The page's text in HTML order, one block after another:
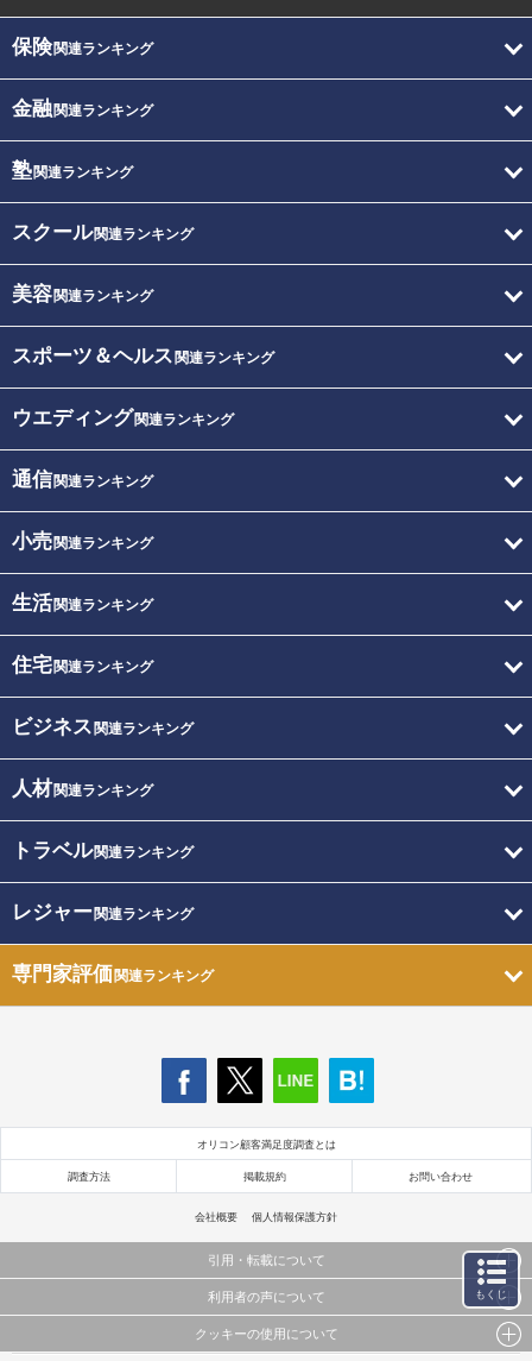
保険関連ランキング
金融関連ランキング
塾関連ランキング
スクール関連ランキング
美容関連ランキング
スポーツ＆ヘルス 関連ランキング
ウエディング関連ランキング
通信関連ランキング
小売関連ランキング
生活関連ランキング
住宅関連ランキング
ビジネス 関連ランキング
人材関連ランキング
トラベル関連ランキング
レジャー関連ランキング
専門家評価関連ランキング
オリコン顧客満足度調査とは
調査方法 掲載規約 お問い合わせ
会社概要 個人情報保護方針
引用・転載について
当サイトで公開されている情報（文字、写真、イラスト、画像データ等）及びこれらの配置・
これらの情報を権利者の許可なく無断転載・複製などの二次利用を行うことは固く禁じており
利用者の声について
当サイトに掲載している内容はすべてサービスの利用者が提出された見解・感想です。
クッキーの使用について
もくじ